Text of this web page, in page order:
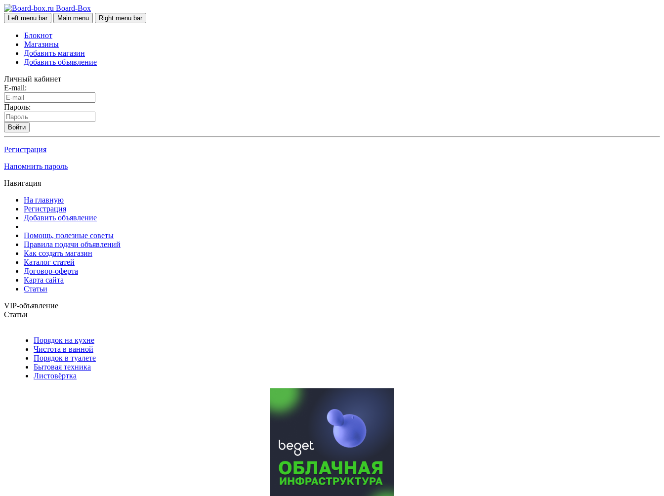
Board-Box
Left menu bar Main menu Right menu bar
Блокнот
Магазины
Добавить магазин
Добавить объявление
Личный кабинет
E-mail:
Пароль:
Войти
Регистрация
Напомнить пароль
Навигация
На главную
Регистрация
Добавить объявление
Помощь, полезные советы
Правила подачи объявлений
Как создать магазин
Каталог статей
Договор-оферта
Карта сайта
Статьи
VIP-объявление
Статьи
Порядок на кухне
Чистота в ванной
Порядок в туалете
Бытовая техника
Листовёртка